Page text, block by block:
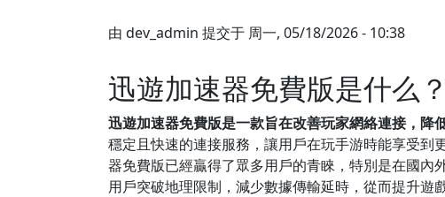
由 dev_admin 提交于 周一, 05/18/2026 - 10:38
迅遊加速器免費版是什么
迅遊加速器免費版是一款旨在改善玩家網絡連接，降
穩定且快速的連接服務，讓用戶在玩手游時能享受到
器免費版已經贏得了眾多用戶的青睞，特別是在國
用戶突破地理限制，減少數據傳輸延時，從而提升